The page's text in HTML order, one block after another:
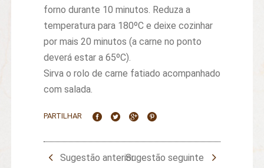
forno durante 10 minutos. Reduza a
temperatura para 180ºC e deixe cozinhar
por mais 20 minutos (a carne no ponto
deverá estar a 65ºC).
Sirva o rolo de carne fatiado acompanhado
com salada.
PARTILHAR
Sugestão anteriorSugestão seguinte